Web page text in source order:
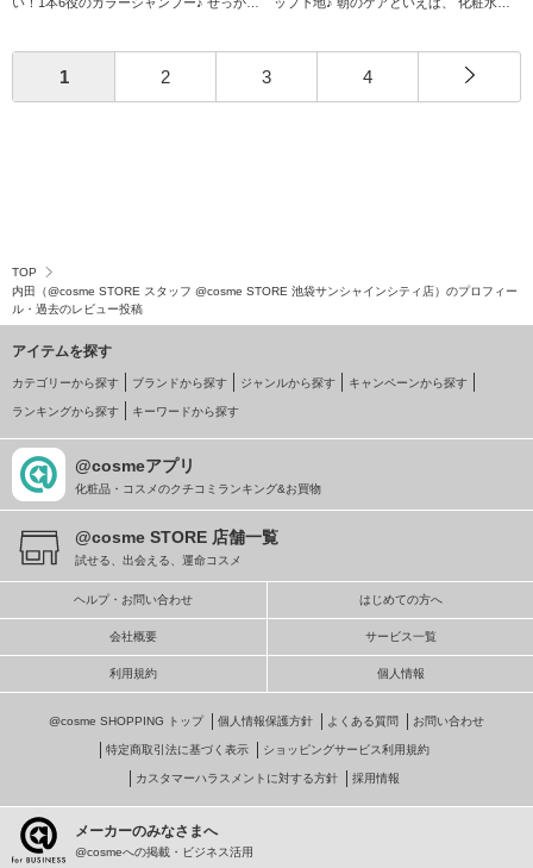
1 2 3 4
TOP
内田（@cosme STORE スタッフ @cosme STORE 池袋サンシャインシティ店）のプロフィー
ル・過去のレビュー投稿
アイテムを探す
カテゴリーから探す ブランドから探す ジャンルから探す キャンペーンから探す
ランキングから探す キーワードから探す
@cosmeアプリ
化粧品・コスメのクチコミランキング&お買物
@cosme STORE 店舗一覧
試せる、出会える、運命コスメ
ヘルプ・お問い合わせ はじめての方へ
会社概要 サービス一覧
利用規約 個人情報
@cosme SHOPPING トップ 個人情報保護方針 よくある質問 お問い合わせ
特定商取引法に基づく表示 ショッピングサービス利用規約
カスタマーハラスメントに対する方針 採用情報
メーカーのみなさまへ
@cosmeへの掲載・ビジネス活用